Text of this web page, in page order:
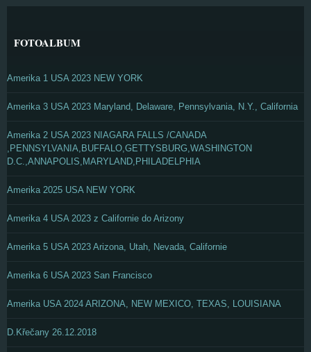
FOTOALBUM
Amerika 1 USA 2023 NEW YORK
Amerika 3 USA 2023 Maryland, Delaware, Pennsylvania, N.Y., California
Amerika 2 USA 2023 NIAGARA FALLS /CANADA
,PENNSYLVANIA,BUFFALO,GETTYSBURG,WASHINGTON
D.C.,ANNAPOLIS,MARYLAND,PHILADELPHIA
Amerika 2025 USA NEW YORK
Amerika 4 USA 2023 z Californie do Arizony
Amerika 5 USA 2023 Arizona, Utah, Nevada, Californie
Amerika 6 USA 2023 San Francisco
Amerika USA 2024 ARIZONA, NEW MEXICO, TEXAS, LOUISIANA
D.Křečany 26.12.2018